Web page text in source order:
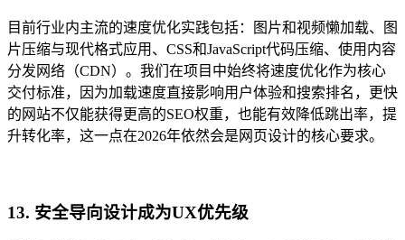
目前行业内主流的速度优化实践包括：图片和视频懒加载、图
片压缩与现代格式应用、CSS和JavaScript代码压缩、使用内容
分发网络（CDN）。我们在项目中始终将速度优化作为核心
交付标准，因为加载速度直接影响用户体验和搜索排名，更快
的网站不仅能获得更高的SEO权重，也能有效降低跳出率，提
升转化率，这一点在2026年依然会是网页设计的核心要求。
13. 安全导向设计成为UX优先级